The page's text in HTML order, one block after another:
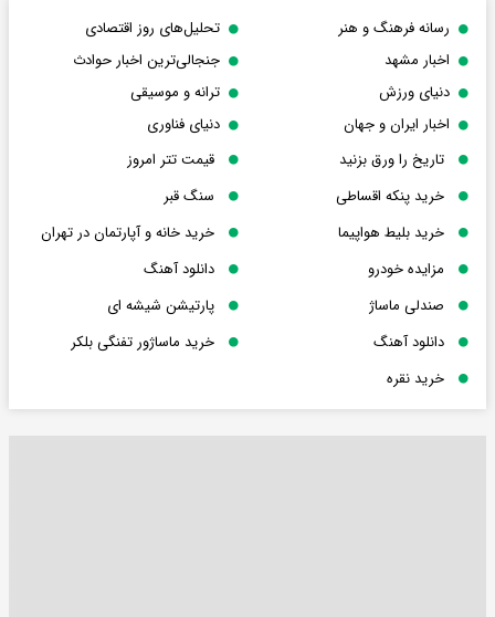
رسانه فرهنگ و هنر
تحلیل‌های روز اقتصادی
اخبار مشهد
جنجالی‌ترین اخبار حوادث
دنیای ورزش
ترانه و موسیقی
اخبار ایران و جهان
دنیای فناوری
تاریخ را ورق بزنید
قیمت تتر امروز
خرید پنکه اقساطی
سنگ قبر
خرید بلیط هواپیما
خرید خانه و آپارتمان در تهران
مزایده خودرو
دانلود آهنگ
صندلی ماساژ
پارتیشن شیشه ای
دانلود آهنگ
خرید ماساژور تفنگی بلکر
خرید نقره